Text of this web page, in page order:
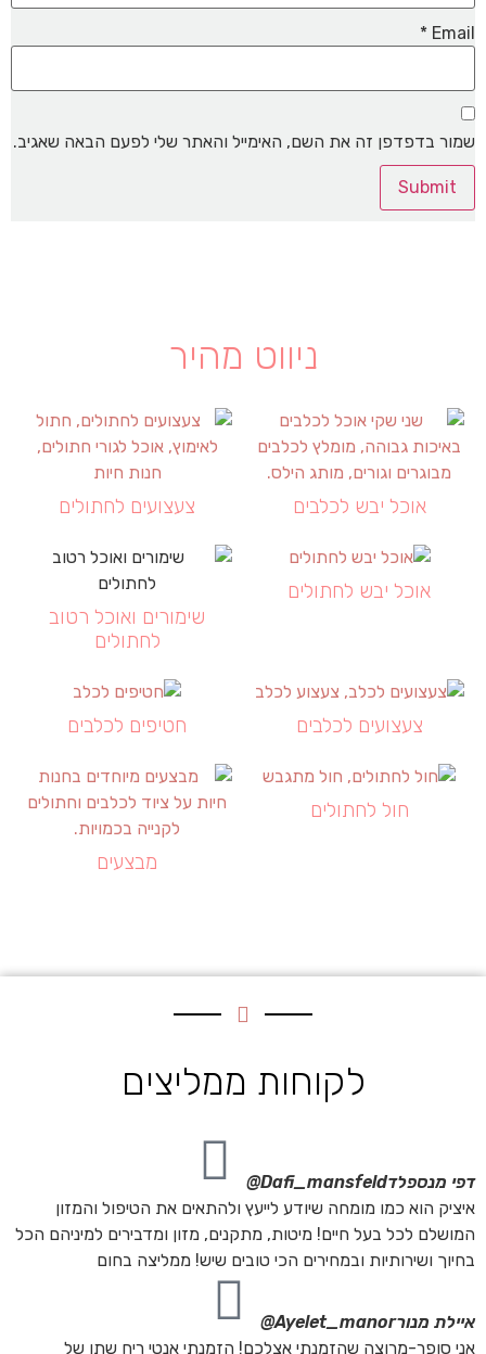
Email
*
שמור בדפדפן זה את השם, האימייל והאתר שלי לפעם הבאה שאגיב.
ניווט מהיר
אוכל יבש לכלבים צעצועים לחתולים
אוכל יבש לחתולים
שימורים ואוכל רטוב
לחתולים
צעצועים לכלבים חטיפים לכלבים
חול לחתולים
מבצעים
לקוחות ממליצים
דפי מנספלדDafi_mansfeld@
איציק הוא כמו מומחה שיודע לייעץ ולהתאים את הטיפול והמזון
המושלם לכל בעל חיים! מיטות, מתקנים, מזון ומדבירים למיניהם הכל
בחיוך ושירותיות ובמחירים הכי טובים שיש! ממליצה בחום
איילת מנורAyelet_manor@
אני סופר-מרוצה שהזמנתי אצלכם! הזמנתי אנטי ריח שתן של